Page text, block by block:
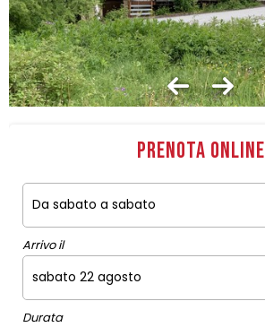
Prenota online
Arrivo il
Durata